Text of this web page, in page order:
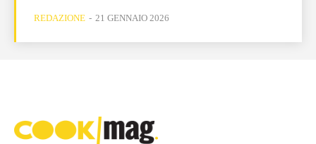
REDAZIONE - 21 GENNAIO 2026